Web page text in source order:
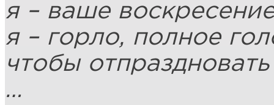
я – ваше
я – горло, полное
чтобы
…